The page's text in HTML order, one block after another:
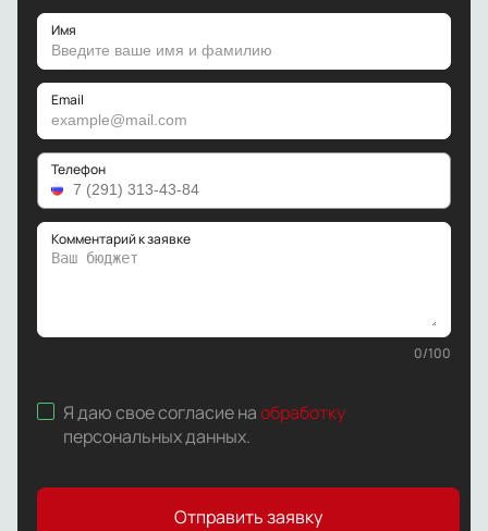
Имя
Email
Телефон
Комментарий к заявке
0/100
Я даю свое согласие наобработку
персональных данных.
Отправить заявку